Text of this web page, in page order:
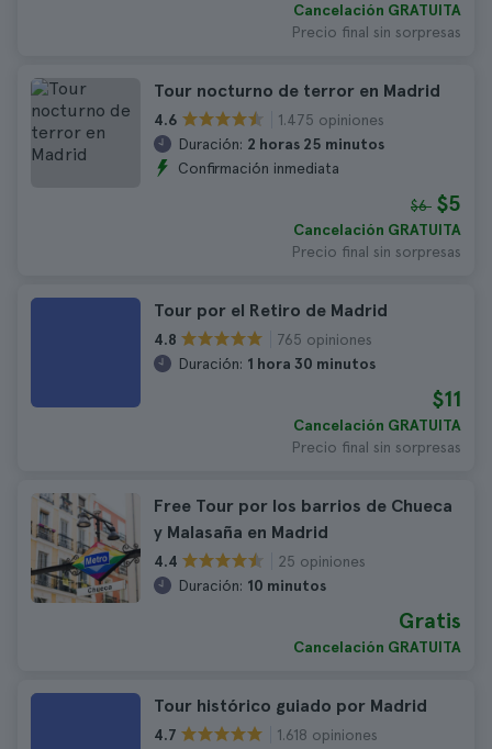
Cancelación GRATUITA
Precio final sin sorpresas
Tour nocturno de terror en Madrid
4.6
1.475 opiniones
Duración: 2 horas 25 minutos
Confirmación inmediata
$6 $5
Cancelación GRATUITA
Precio final sin sorpresas
Tour por el Retiro de Madrid
4.8
765 opiniones
Duración: 1 hora 30 minutos
$11
Cancelación GRATUITA
Precio final sin sorpresas
Free Tour por los barrios de Chueca
y Malasaña en Madrid
4.4
25 opiniones
Duración: 10 minutos
Gratis
Cancelación GRATUITA
Tour histórico guiado por Madrid
4.7
1.618 opiniones